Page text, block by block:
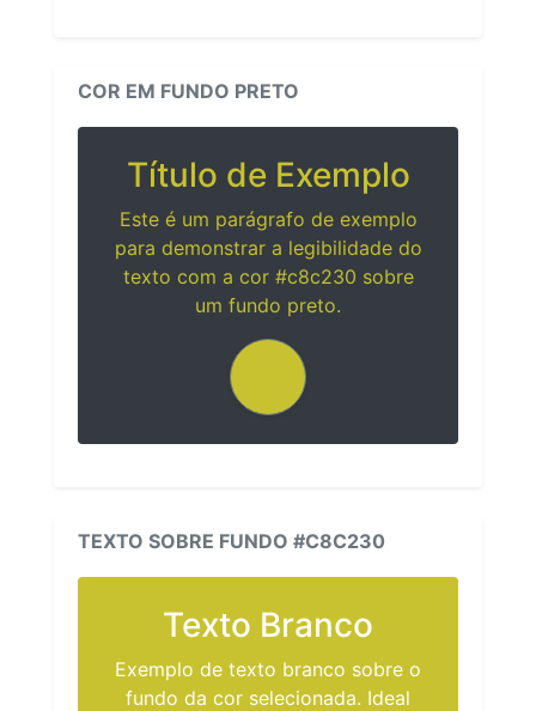
COR EM FUNDO PRETO
Título de Exemplo
Este é um parágrafo de exemplo
para demonstrar a legibilidade do
texto com a cor #c8c230 sobre
um fundo preto.
TEXTO SOBRE FUNDO #C8C230
Texto Branco
Exemplo de texto branco sobre o
fundo da cor selecionada. Ideal